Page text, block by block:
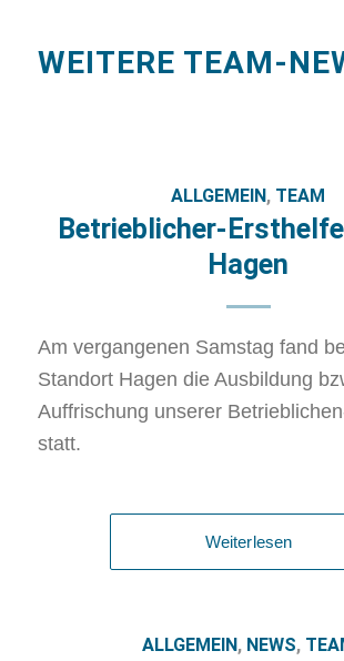
WEITERE TEAM-
ALLGEMEIN , TEAM
Betrieblicher-
Hagen
Am vergangenen Samstag fand
Standort Hagen die Ausbildung
Auffrischung unserer
statt.
Weiterlesen
ALLGEMEIN , NEWS,